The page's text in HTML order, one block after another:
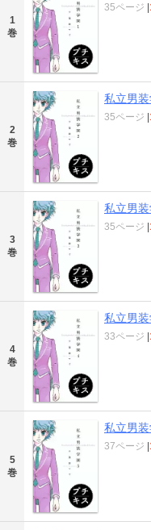
1
巻
35ページ
2
巻
私立男
35ページ
3
巻
私立男
35ページ
4
巻
私立男
33ページ
5
巻
私立男
37ページ